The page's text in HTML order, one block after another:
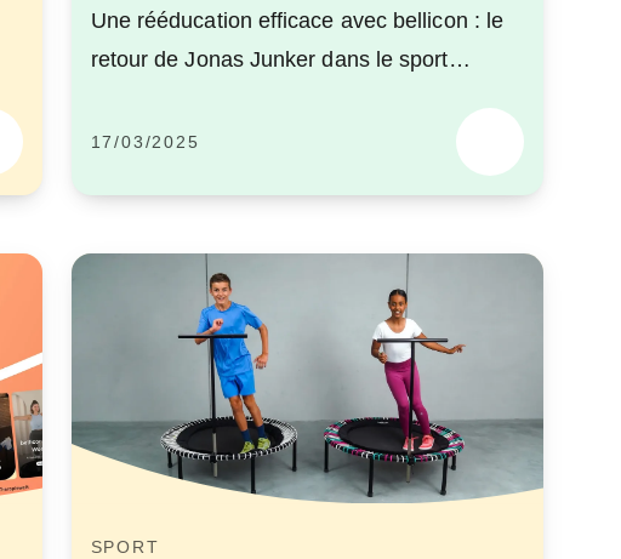
Une rééducation efficace avec bellicon : le
retour de Jonas Junker dans le sport
17/03/2025
SPORT